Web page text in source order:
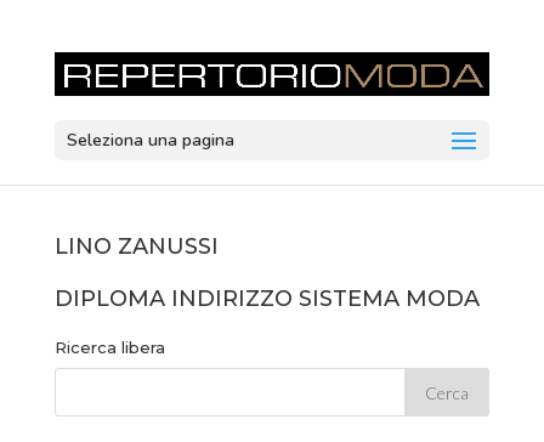
Seleziona una pagina
LINO ZANUSSI
DIPLOMA INDIRIZZO SISTEMA MODA
Ricerca libera